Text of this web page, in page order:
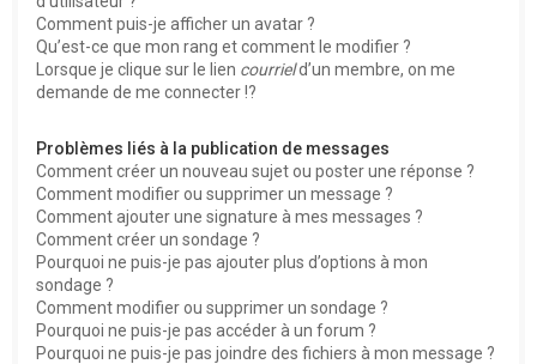
Comment puis-je afficher un avatar ?
Qu’est-ce que mon rang et comment le modifier ?
Lorsque je clique sur le lien courrield’un membre, on me
demande de me connecter !?
Problèmes liés à la publication de messages
Comment créer un nouveau sujet ou poster une réponse ?
Comment modifier ou supprimer un message ?
Comment ajouter une signature à mes messages ?
Comment créer un sondage ?
Pourquoi ne puis-je pas ajouter plus d’options à mon
sondage ?
Comment modifier ou supprimer un sondage ?
Pourquoi ne puis-je pas accéder à un forum ?
Pourquoi ne puis-je pas joindre des fichiers à mon message ?